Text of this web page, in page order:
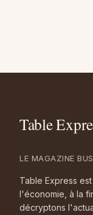
LE MAGAZINE
Table Express
l'économie, à la
décryptons